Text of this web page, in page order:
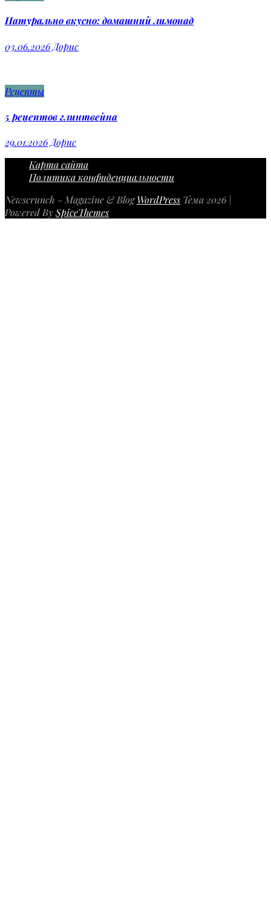
Натурально вкусно: домашний лимонад
03.06.2026 Дорис
Рецепты
5 рецептов глинтвейна
29.01.2026 Дорис
Карта сайта
Политика конфиденциальности
Newscrunch - Magazine & BlogWordPress Тема 2026 |
Powered BySpiceThemes